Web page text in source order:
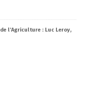
l’Agriculture : Luc Leroy,